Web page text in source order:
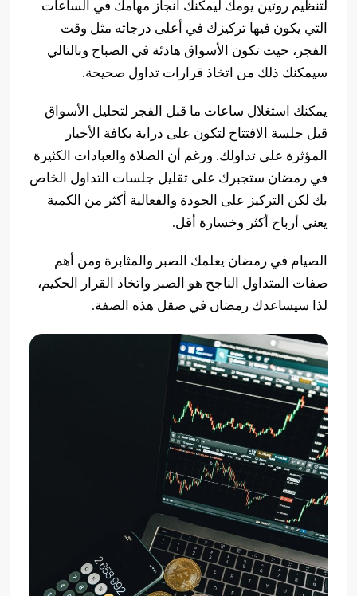
لتنظيم روتين يومك ليمكنك انجاز مهامك في الساعات
التي يكون فيها تركيزك في أعلى درجاته مثل وقت
الفجر، حيث تكون الأسواق هادئة في الصباح وبالتالي
سيمكنك ذلك من اتخاذ قرارات تداول صحيحة.
يمكنك استغلال ساعات ما قبل الفجر لتحليل الأسواق
قبل جلسة الافتتاح لتكون على دراية بكافة الأخبار
المؤثرة على تداولك. ورغم أن الصلاة والعبادات الكثيرة
في رمضان ستجبرك على تقليل جلسات التداول الخاص
بك لكن التركيز على الجودة والفعالية أكثر من الكمية
يعني أرباح أكثر وخسارة أقل.
الصيام في رمضان يعلمك الصبر والمثابرة ومن أهم
صفات المتداول الناجح هو الصبر واتخاذ القرار الحكيم،
لذا سيساعدك رمضان في صقل هذه الصفة.